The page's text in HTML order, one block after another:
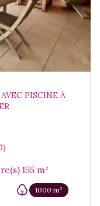
PISCINE À
Maison 5 pièce(s) 4 chambre(s) 155 m²
1000 m²